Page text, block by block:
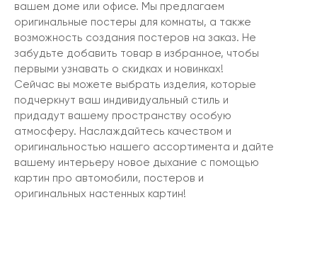
вашем доме или офисе. Мы предлагаем
оригинальные постеры для комнаты, а также
возможность создания постеров на заказ. Не
забудьте добавить товар в избранное, чтобы
первыми узнавать о скидках и новинках!
Сейчас вы можете выбрать изделия, которые
подчеркнут ваш индивидуальный стиль и
придадут вашему пространству особую
атмосферу. Наслаждайтесь качеством и
оригинальностью нашего ассортимента и дайте
вашему интерьеру новое дыхание с помощью
картин про автомобили, постеров и
оригинальных настенных картин!